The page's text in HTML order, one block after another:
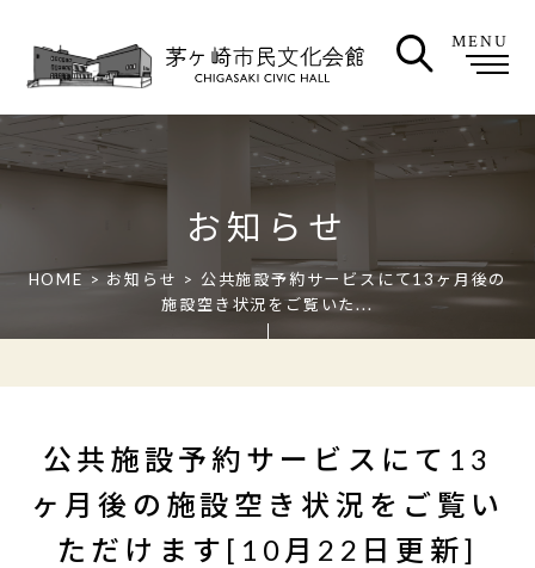
MENU
お知らせ
HOME > お知らせ > 公共施設予約サービスにて13ヶ月後の
施設空き状況をご覧いた...
公共施設予約サービスにて13
ヶ月後の施設空き状況をご覧い
ただけます[10月22日更新]